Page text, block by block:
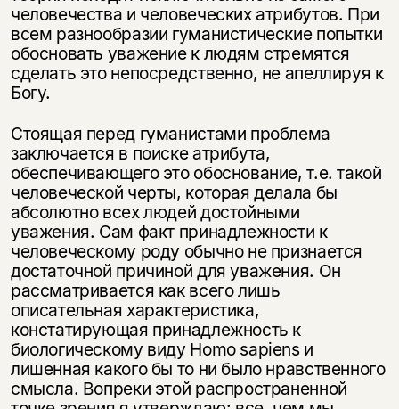
человечества и человеческих атрибутов. При
всем разнообразии гуманистические попытки
обосновать уважение к людям стремятся
сделать это непосредственно, не апеллируя к
Богу.
Стоящая перед гуманистами проблема
заключается в поиске атрибута,
обеспечивающего это обоснование, т.е. такой
человеческой черты, которая делала бы
абсолютно всех людей достойными
уважения. Сам факт принадлежности к
человеческому роду обычно не признается
достаточной причиной для уважения. Он
рассматривается как всего лишь
описательная характеристика,
констатирующая принадлежность к
биологическому виду Homo sapiens и
лишенная какого бы то ни было нравственного
смысла. Вопреки этой распространенной
Я соглашаюсь сПолитикой конфиденциальности
подписаться
Я соглашаюсь с Политикой конфиденциальности
подписаться
несовершеннолетних
Скажите, пожалуйста,
вам уже исполнилось 18 лет?
да
нет, вернуться назад